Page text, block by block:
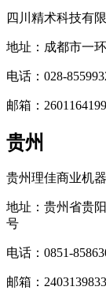
四川精术科技有
地址：成都市一
电话：028-
邮箱：
贵州
贵州理佳商业机
地址：贵州省贵
号
电话：0851-
邮箱：